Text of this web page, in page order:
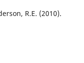
R.E. (2010).